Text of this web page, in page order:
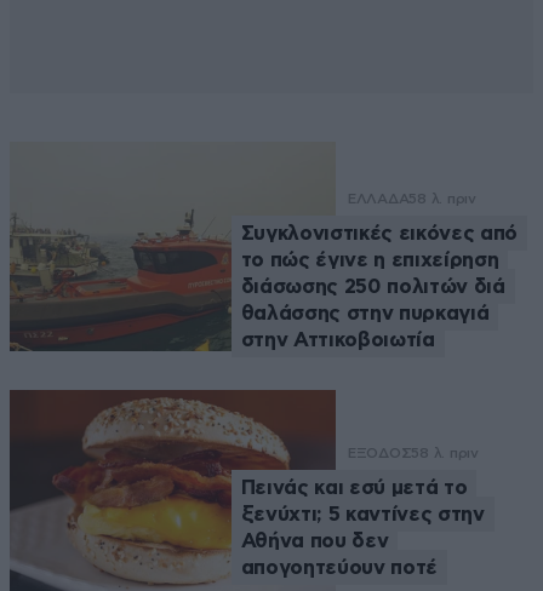
ΕΛΛΑΔΑ58 λ. πριν
Συγκλονιστικές εικόνες από
το πώς έγινε η επιχείρηση
διάσωσης 250 πολιτών διά
θαλάσσης στην πυρκαγιά
στην Αττικοβοιωτία
ΕΞΟΔΟΣ58 λ. πριν
Πεινάς και εσύ μετά το
ξενύχτι; 5 καντίνες στην
Αθήνα που δεν
απογοητεύουν ποτέ